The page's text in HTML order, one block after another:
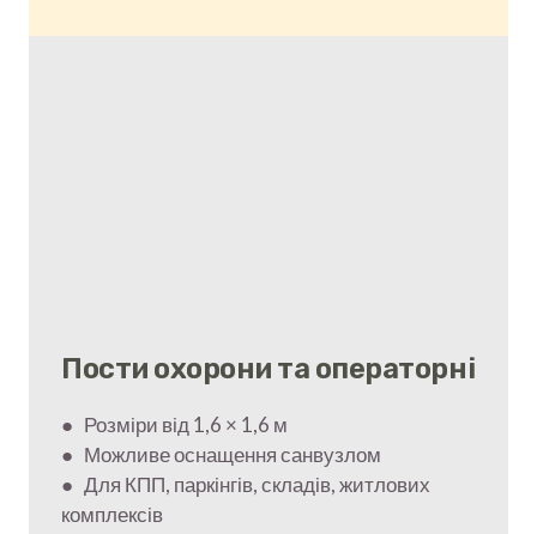
Пости охорони та операторні
● Розміри від 1,6 × 1,6 м
● Можливе оснащення санвузлом
● Для КПП, паркінгів, складів, житлових
комплексів